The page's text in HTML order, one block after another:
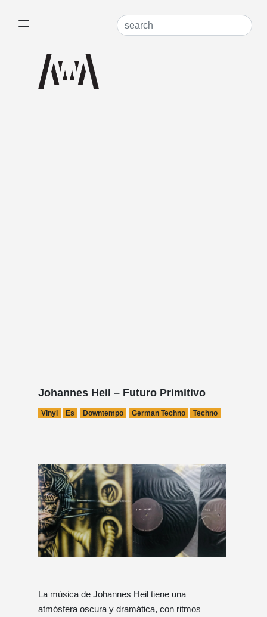
Johannes Heil – Futuro Primitivo
Vinyl Es Downtempo German Techno Techno
La música de Johannes Heil tiene una
atmósfera oscura y dramática, con ritmos